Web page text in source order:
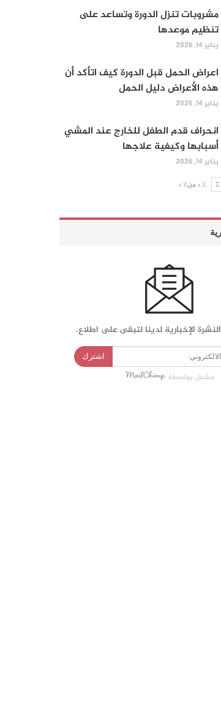
مشروبات تنزل الدورة وتساعد على
تنظيم موعدها
يناير 14, 2026
اعراض الحمل قبل الدورة كيف اتأكد أن
هذه الأعراض دليل الحمل
يناير 14, 2026
انحراف قدم الطفل للخارج عند المشي
أسبابها وكيفية علاجها
يناير 14, 2026
٪ s من٪ s
الإخبارية لدينا لتبقى على اطلاع.
اشترك
مشغل بواسطة